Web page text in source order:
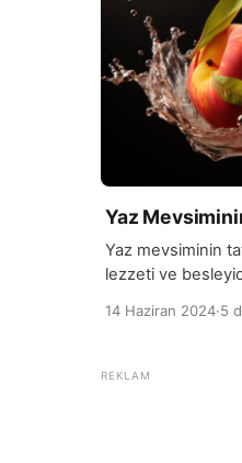
Yaz
Yaz mevsiminin
lezzeti ve
aylarında
meyvedir ve
türleriyle
çeşitli yemek ve
14 Haziran 2024·5